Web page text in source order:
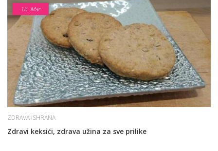
16. Mar
ZDRAVA ISHRANA
Zdravi keksići, zdrava užina za sve prilike